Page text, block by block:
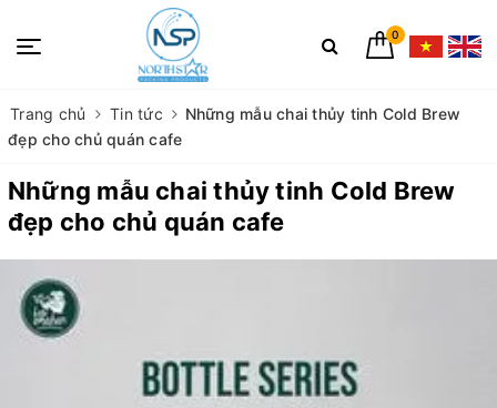
0
Trang chủ Tin tức
Những mẫu chai thủy tinh Cold Brew
đẹp cho chủ quán cafe
Những mẫu chai thủy tinh Cold Brew
đẹp cho chủ quán cafe